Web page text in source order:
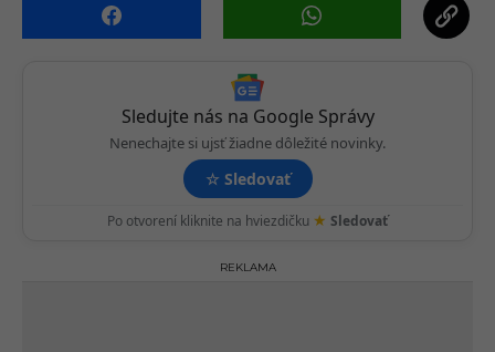
n
Sledujte nás na Google Správy
Nenechajte si ujsť žiadne dôležité novinky.
☆ Sledovať
Po otvorení kliknite na hviezdičku ★ Sledovať
REKLAMA